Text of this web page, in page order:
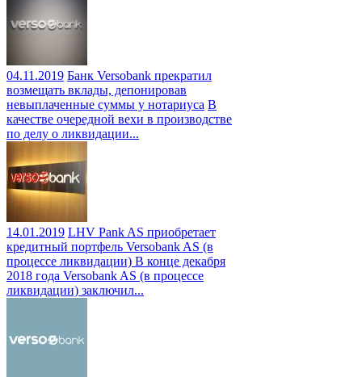
04.11.2019 Банк Versobank прекратил
возмещать вклады, депонировав
невыплаченные суммы у нотариуса В
качестве очередной вехи в производстве
по делу о ликвидации...
14.01.2019 LHV Pank AS приобретает
кредитный портфель Versobank AS (в
процессе ликвидации) В конце декабря
2018 года Versobank AS (в процессе
ликвидации) заключил...